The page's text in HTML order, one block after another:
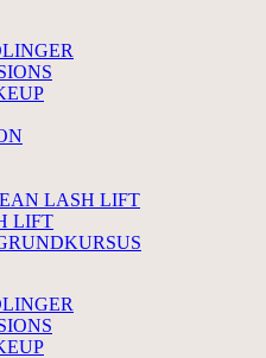
LASH LIFT
LIFT